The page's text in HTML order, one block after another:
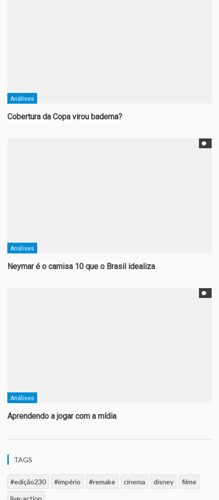
Análises
Cobertura da Copa virou baderna?
Análises
Neymar é o camisa 10 que o Brasil idealiza
Análises
Aprendendo a jogar com a mídia
TAGS
#edição230 #império #remake cinema disney
filme